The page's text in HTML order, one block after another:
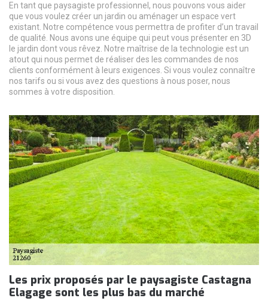
En tant que paysagiste professionnel, nous pouvons vous aider
que vous voulez créer un jardin ou aménager un espace vert
existant. Notre compétence vous permettra de profiter d’un travail
de qualité. Nous avons une équipe qui peut vous présenter en 3D
le jardin dont vous rêvez. Notre maîtrise de la technologie est un
atout qui nous permet de réaliser des les commandes de nos
clients conformément à leurs exigences. Si vous voulez connaître
nos tarifs ou si vous avez des questions à nous poser, nous
sommes à votre disposition.
Les prix proposés par le paysagiste Castagna
Elagage sont les plus bas du marché